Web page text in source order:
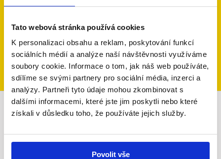
Tato webová stránka používá cookies
K personalizaci obsahu a reklam, poskytování funkcí
sociálních médií a analýze naší návštěvnosti využíváme
soubory cookie. Informace o tom, jak náš web používáte,
sdílíme se svými partnery pro sociální média, inzerci a
analýzy. Partneři tyto údaje mohou zkombinovat s
dalšími informacemi, které jste jim poskytli nebo které
získali v důsledku toho, že používáte jejich služby.
Povolit vše
této nemoci ocitly ve složité životní situaci.
zdraví svých blízkých.
Chci pomáhat Jak to funguje?
Infolinka
+420 733 119 119